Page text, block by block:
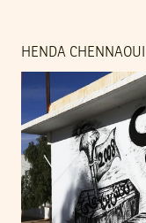
HENDA CHENNAOUI